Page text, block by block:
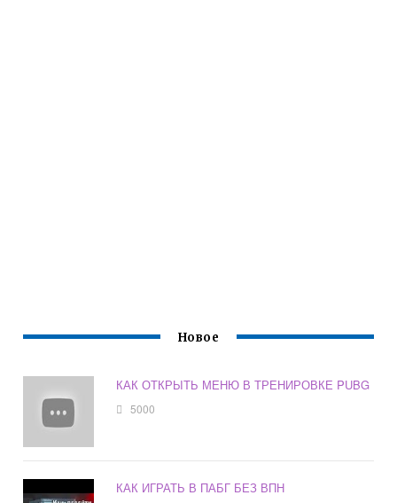
Новое
КАК ОТКРЫТЬ МЕНЮ В ТРЕНИРОВКЕ PUBG
5000
КАК ИГРАТЬ В ПАБГ БЕЗ ВПН